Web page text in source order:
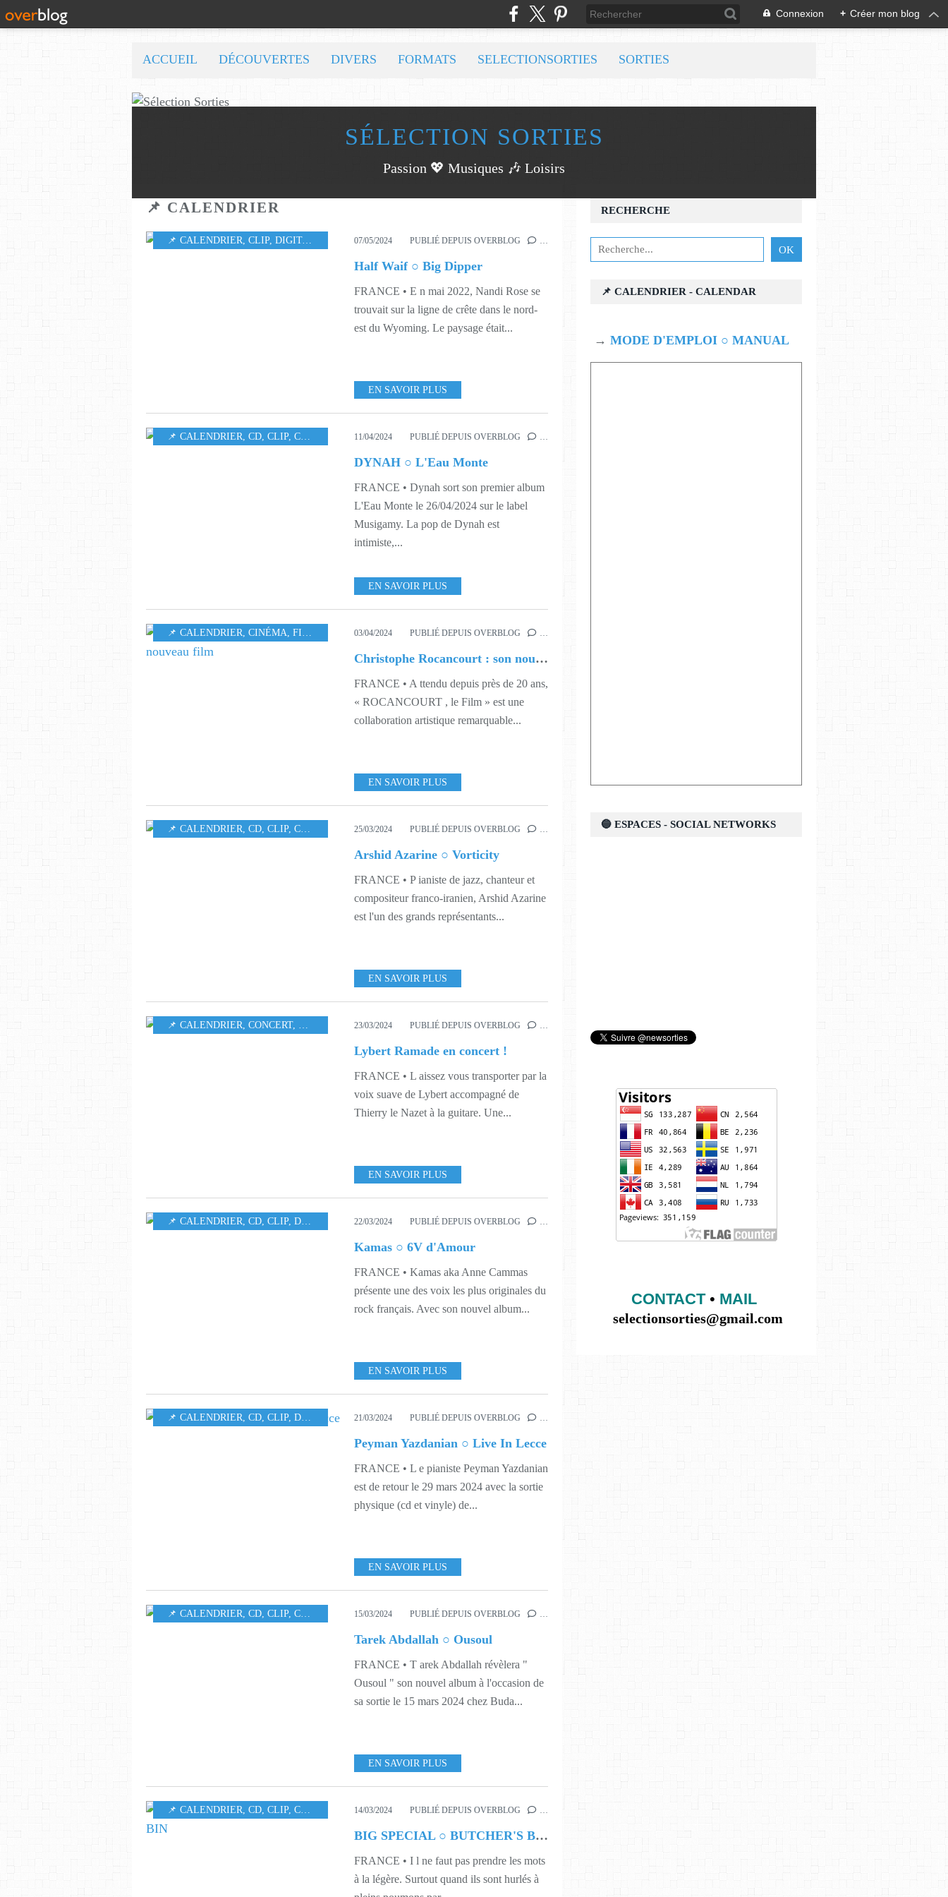
Connexion + Créer mon blog
SÉLECTION SORTIES
Passion 💖 Musiques 🎶 Loisirs
ACCUEIL DÉCOUVERTES DIVERS FORMATS SELECTIONSORTIES SORTIES
📌 CALENDRIER
📌 CALENDRIER, CLIP, DIGITAL MUSIQUE,SINGLE,419,422, LA MISSION
07/05/2024 PUBLIÉ DEPUIS OVERBLOG …
Half Waif ○ Big Dipper
FRANCE • E n mai 2022, Nandi Rose se
trouvait sur la ligne de crête dans le nord-
est du Wyoming. Le paysage était...
EN SAVOIR PLUS
📌 CALENDRIER, CD, CLIP, CONCERT DIGITAL,MUSIQUE, 411,415,417,XAVIER CHEZLEPRETRE
11/04/2024 PUBLIÉ DEPUIS OVERBLOG …
DYNAH ○ L'Eau Monte
FRANCE • Dynah sort son premier album
L'Eau Monte le 26/04/2024 sur le label
Musigamy. La pop de Dynah est
intimiste,...
EN SAVOIR PLUS
📌 CALENDRIER, CINÉMA, FILM 414,AGENCE RISE UP
03/04/2024 PUBLIÉ DEPUIS OVERBLOG …
Christophe Rocancourt : son nouveau film
FRANCE • A ttendu depuis près de 20 ans,
« ROCANCOURT , le Film » est une
collaboration artistique remarquable...
EN SAVOIR PLUS
📌 CALENDRIER, CD, CLIP, CONCERT DIGITAL,MUSIQUE, 413,415,418,XAVIER CHEZLEPRETRE
25/03/2024 PUBLIÉ DEPUIS OVERBLOG …
Arshid Azarine ○ Vorticity
FRANCE • P ianiste de jazz, chanteur et
compositeur franco-iranien, Arshid Azarine
est l'un des grands représentants...
EN SAVOIR PLUS
📌 CALENDRIER, CONCERT, MUSIQUE 412,416,AUTOPROMOTION
23/03/2024 PUBLIÉ DEPUIS OVERBLOG …
Lybert Ramade en concert !
FRANCE • L aissez vous transporter par la
voix suave de Lybert accompagné de
Thierry le Nazet à la guitare. Une...
EN SAVOIR PLUS
📌 CALENDRIER, CD, CLIP, DIGITAL MUSIQUE,SINGLE,411,413, XAVIER CHEZLEPRETRE
22/03/2024 PUBLIÉ DEPUIS OVERBLOG …
Kamas ○ 6V d'Amour
FRANCE • Kamas aka Anne Cammas
présente une des voix les plus originales du
rock français. Avec son nouvel album...
EN SAVOIR PLUS
📌 CALENDRIER, CD, CLIP, DIGITAL , LIVE,MUSIQUE,411, 413,XAVIER CHEZLEPRETRE
21/03/2024 PUBLIÉ DEPUIS OVERBLOG …
Peyman Yazdanian ○ Live In Lecce
FRANCE • L e pianiste Peyman Yazdanian
est de retour le 29 mars 2024 avec la sortie
physique (cd et vinyle) de...
EN SAVOIR PLUS
📌 CALENDRIER, CD, CLIP, CONCERT DIGITAL,MUSIQUE, 408,411,416,VEEV COM
15/03/2024 PUBLIÉ DEPUIS OVERBLOG …
Tarek Abdallah ○ Ousoul
FRANCE • T arek Abdallah révèlera "
Ousoul " son nouvel album à l'occasion de
sa sortie le 15 mars 2024 chez Buda...
EN SAVOIR PLUS
📌 CALENDRIER, CD, CLIP, CONCERT DIGITAL,MUSIQUE, PRÉCOMMANDE, SINGLE , , 422
14/03/2024 PUBLIÉ DEPUIS OVERBLOG …
BIG SPECIAL ○ BUTCHER'S BIN
FRANCE • I l ne faut pas prendre les mots
à la légère. Surtout quand ils sont hurlés à
RECHERCHE
📌 CALENDRIER - CALENDAR
→ MODE D'EMPLOI ○ MANUAL
🔵 ESPACES - SOCIAL NETWORKS
CONTACT• MAIL
selectionsorties@gmail.com